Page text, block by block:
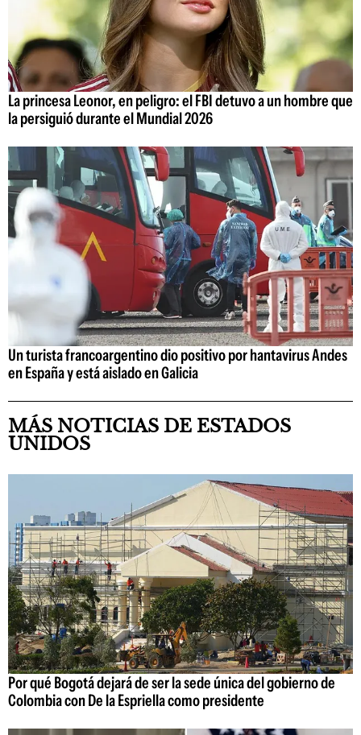
La princesa Leonor, en peligro: el FBI detuvo a un hombre que
la persiguió durante el Mundial 2026
Un turista francoargentino dio positivo por hantavirus Andes
en España y está aislado en Galicia
MÁS NOTICIAS DE ESTADOS
UNIDOS
Por qué Bogotá dejará de ser la sede única del gobierno de
Colombia con De la Espriella como presidente